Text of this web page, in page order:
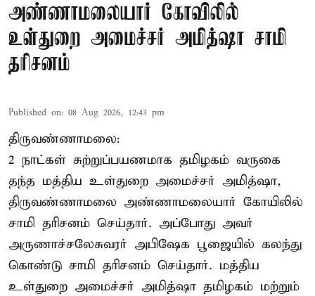
அண்ணாமலையார் கோவிலில்
உள்துறை அமைச்சர் அமித்ஷா சாமி
தரிசனம்
Published on: 08 Aug 2026, 12:43 pm
திருவண்ணாமலை:
2 நாட்கள் சுற்றுப்பயணமாக தமிழகம் வருகை
தந்த மத்திய உள்துறை அமைச்சர் அமித்ஷா,
திருவண்ணாமலை அண்ணாமலையார் கோயிலில்
சாமி தரிசனம் செய்தார். அப்போது அவர்
அருணாச்சலேசுவரர் அபிஷேக பூஜையில் கலந்து
கொண்டு சாமி தரிசனம் செய்தார். மத்திய
உள்துறை அமைச்சர் அமித்ஷா தமிழகம் மற்றும்